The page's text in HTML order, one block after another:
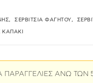
, ΣΕΡΒΊΤΣΙΑ ΦΑΓΗΤΟΎ,
ΠΑΡΑΓΓΕΛΙΕΣ ΑΝΩ ΤΩΝ